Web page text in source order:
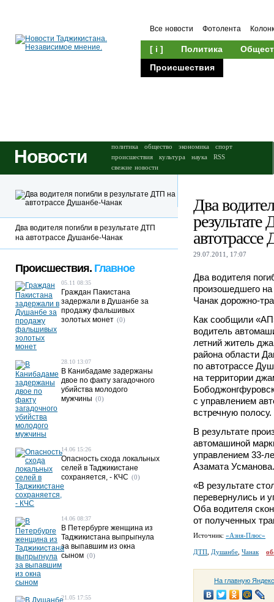
Все новости Фотолента
[ i ] Политика
Происшествия
Новости политика общество экономика
спорт
происшествия
культура наука
RSS
свежие новости
Два
29.07.2011, 17:07
Два водителя
произошедшего
Чанак дорожно-
Как сообщили
водитель
летний житель
района области
по автотрассе
на территории
с управлением
встречную полосу.
В результате
автомашиной
управлением 33-
Азамата Усманова.
«В результате
перевернулись и
Оба водителя
от полученных
Источник: «Азия-Плюс»
ДТП Душанбе Чанак
На главную
Два водителя погибли в результате ДТП
на автотрассе Душанбе-Чанак
Происшествия. Главное
05.11 08:35
Граждан Пакистана
задержали в Душанбе за
продажу фальшивых
золотых монет (0)
28.10 13:07
В Канибадаме задержаны
двое по факту загадочного
убийства молодого
мужчины (0)
14.06 15:26
Опасность схода локальных
селей в Таджикистане
сохраняется, - КЧС (0)
14.06 08:37
В Петербурге женщина из
Таджикистана выпрыгнула
за выпавшим из окна
сыном (0)
21.05 17:55